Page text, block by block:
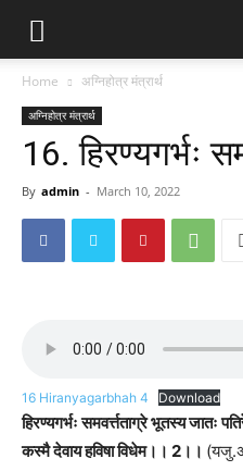
Home अग्निहोत्र मंत्रार्थ
अग्निहोत्र मंत्रार्थ
16. हिरण्यगर्भः
By admin - March 10, 2022
16 Hiranyagarbhah 4 Download
हिरण्यगर्भः समवर्त्तताग्रे भूतस्य जातः
कस्मै देवाय हविषा विधेम।। 2।।